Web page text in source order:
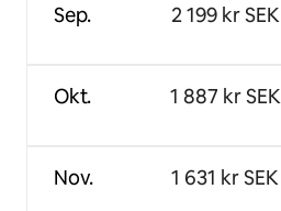
Sep.
Okt.
Nov.
2 199 kr SEK
1 887 kr SEK
1 631 kr SEK